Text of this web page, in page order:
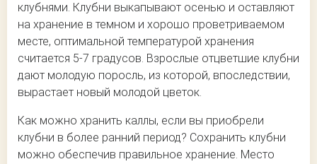
клубнями. Клубни выкапывают осенью и оставляют
на хранение в темном и хорошо проветриваемом
месте, оптимальной температурой хранения
считается 5-7 градусов. Взрослые отцветшие клубни
дают молодую поросль, из которой, впоследствии,
вырастает новый молодой цветок.
Как можно хранить каллы, если вы приобрели
клубни в более ранний период? Сохранить клубни
можно обеспечив правильное хранение. Место